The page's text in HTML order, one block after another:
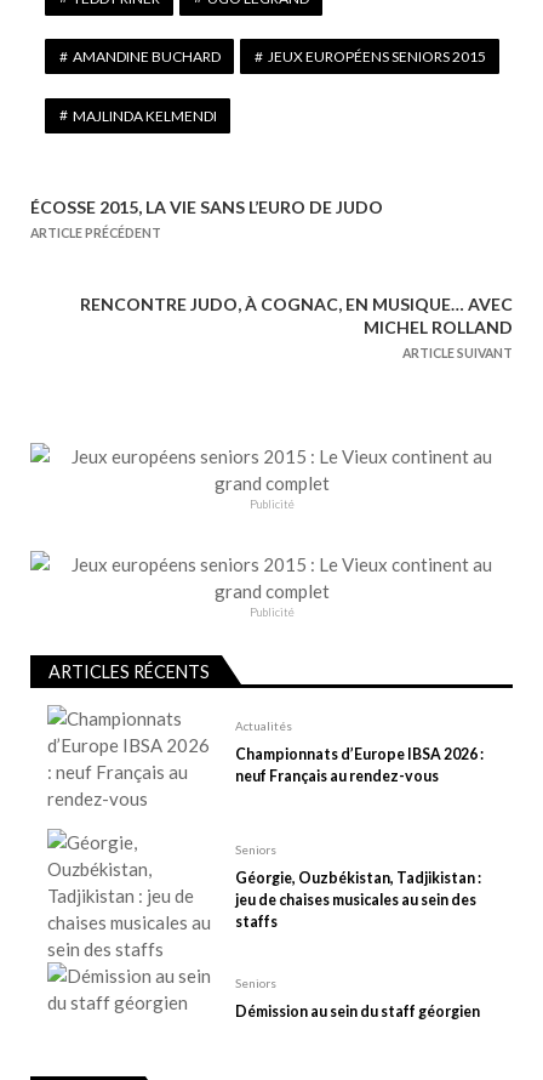
AMANDINE BUCHARD JEUX EUROPÉENS SENIORS 2015
MAJLINDA KELMENDI
N
i
d
e
ÉCOSSE 2015, LA VIE SANS L’EURO DE JUDO
ARTICLE PRÉCÉDENT
RENCONTRE JUDO, À COGNAC, EN MUSIQUE… AVEC
MICHEL ROLLAND
ARTICLE SUIVANT
Publicité
Publicité
ARTICLES RÉCENTS
Actualités
Championnats d’Europe IBSA 2026 :
neuf Français au rendez-vous
Seniors
Géorgie, Ouzbékistan, Tadjikistan :
jeu de chaises musicales au sein des
staffs
Seniors
Démission au sein du staff géorgien